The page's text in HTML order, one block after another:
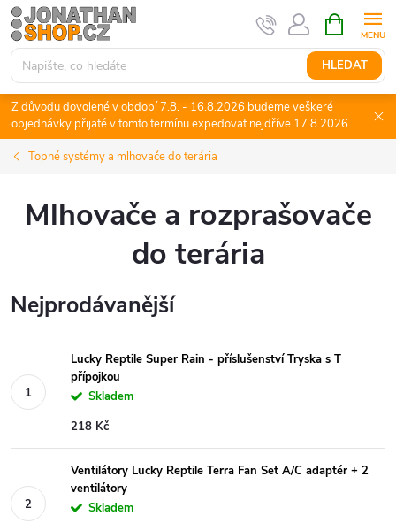
Přejít
na
obsah
HLEDAT
NÁKUPNÍ
KOŠÍK
Z důvodu dovolené v období 7.8. - 16.8.2026 budeme veškeré
objednávky přijaté v tomto termínu expedovat nejdříve 17.8.2026.
Topné systémy a mlhovače do terária
Mlhovače a rozprašovače
do terária
Nejprodávanější
Lucky Reptile Super Rain - příslušenství Tryska s T
přípojkou
Skladem
218 Kč
Ventilátory Lucky Reptile Terra Fan Set A/C adaptér + 2
ventilátory
Skladem